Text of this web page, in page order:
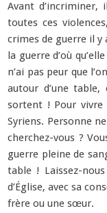
Avant d’incriminer,
toutes ces
crimes de guerre il y
la guerre d’où
n’ai pas peur que
autour d’une
sortent ! Pour vivre
Syriens. Personne
cherchez-vous ?
guerre pleine de
table ! Laissez-
d’Église, avec sa
frère ou une sœur.